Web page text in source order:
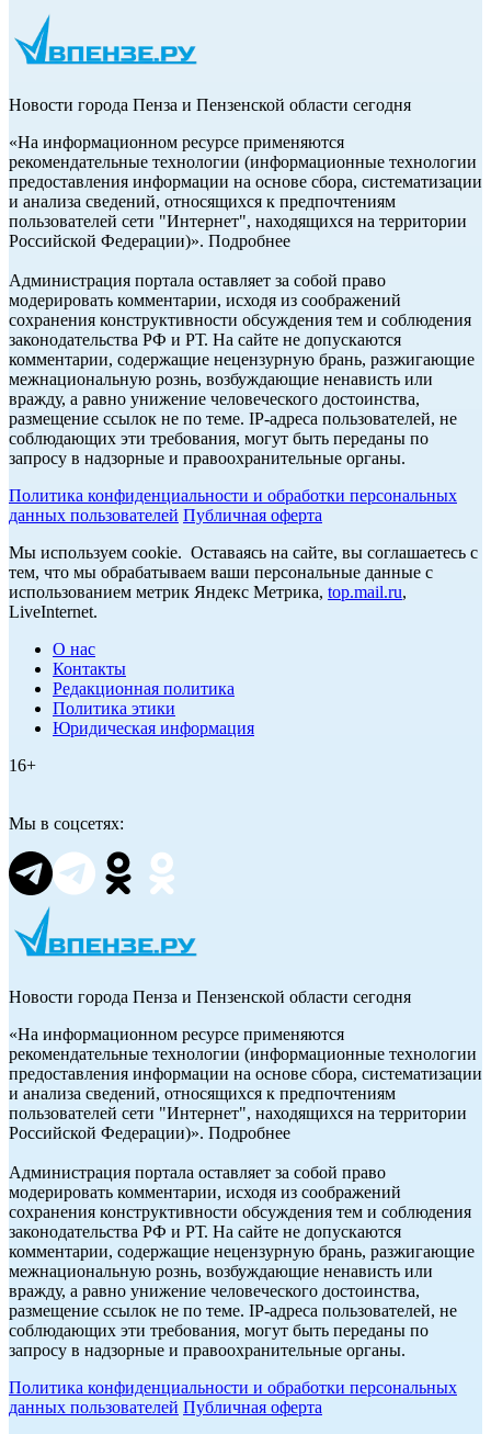
Новости города Пенза и Пензенской области сегодня
«На информационном ресурсе применяются
рекомендательные технологии (информационные технологии
предоставления информации на основе сбора, систематизации
и анализа сведений, относящихся к предпочтениям
пользователей сети "Интернет", находящихся на территории
Российской Федерации)». Подробнее
Администрация портала оставляет за собой право
модерировать комментарии, исходя из соображений
сохранения конструктивности обсуждения тем и соблюдения
законодательства РФ и РТ. На сайте не допускаются
комментарии, содержащие нецензурную брань, разжигающие
межнациональную рознь, возбуждающие ненависть или
вражду, а равно унижение человеческого достоинства,
размещение ссылок не по теме. IP-адреса пользователей, не
соблюдающих эти требования, могут быть переданы по
запросу в надзорные и правоохранительные органы.
Политика конфиденциальности и обработки персональных
данных пользователей Публичная оферта
Мы используем cookie. Оставаясь на сайте, вы соглашаетесь с
тем, что мы обрабатываем ваши персональные данные с
использованием метрик Яндекс Метрика, top.mail.ru,
LiveInternet.
О нас
Контакты
Редакционная политика
Политика этики
Юридическая информация
16+
Мы в соцсетях:
Новости города Пенза и Пензенской области сегодня
«На информационном ресурсе применяются
рекомендательные технологии (информационные технологии
предоставления информации на основе сбора, систематизации
и анализа сведений, относящихся к предпочтениям
пользователей сети "Интернет", находящихся на территории
Российской Федерации)». Подробнее
Администрация портала оставляет за собой право
модерировать комментарии, исходя из соображений
сохранения конструктивности обсуждения тем и соблюдения
законодательства РФ и РТ. На сайте не допускаются
комментарии, содержащие нецензурную брань, разжигающие
межнациональную рознь, возбуждающие ненависть или
вражду, а равно унижение человеческого достоинства,
размещение ссылок не по теме. IP-адреса пользователей, не
соблюдающих эти требования, могут быть переданы по
запросу в надзорные и правоохранительные органы.
Политика конфиденциальности и обработки персональных
данных пользователей Публичная оферта